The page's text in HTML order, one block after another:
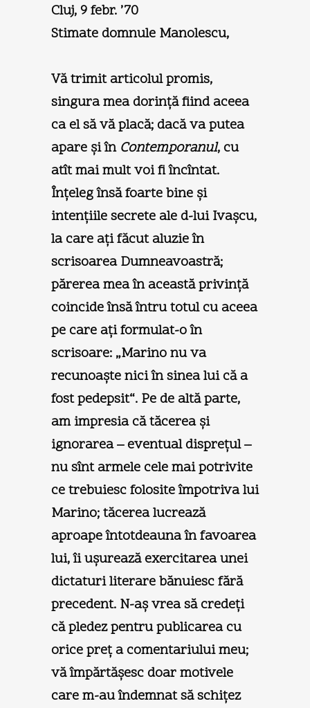
Cluj, 9 febr. ’70
Stimate domnule Manolescu,
Vă trimit articolul promis,
singura mea dorinţă fiind aceea
ca el să vă placă; dacă va putea
apare şi în Contemporanul, cu
atît mai mult voi fi încîntat.
Înţeleg însă foarte bine şi
intenţiile secrete ale d-lui Ivaşcu,
la care aţi făcut aluzie în
scrisoarea Dumneavoastră;
părerea mea în această privinţă
coincide însă întru totul cu aceea
pe care aţi formulat-o în
scrisoare: „Marino nu va
recunoaşte nici în sinea lui că a
fost pedepsit“. Pe de altă parte,
am impresia că tăcerea şi
ignorarea – eventual dispreţul –
nu sînt armele cele mai potrivite
ce trebuiesc folosite împotriva lui
Marino; tăcerea lucrează
aproape întotdeauna în favoarea
lui, îi uşurează exercitarea unei
dictaturi literare bănuiesc fără
precedent. N-aş vrea să credeţi
că pledez pentru publicarea cu
orice preţ a comentariului meu;
vă împărtăşesc doar motivele
care m-au îndemnat să schiţez